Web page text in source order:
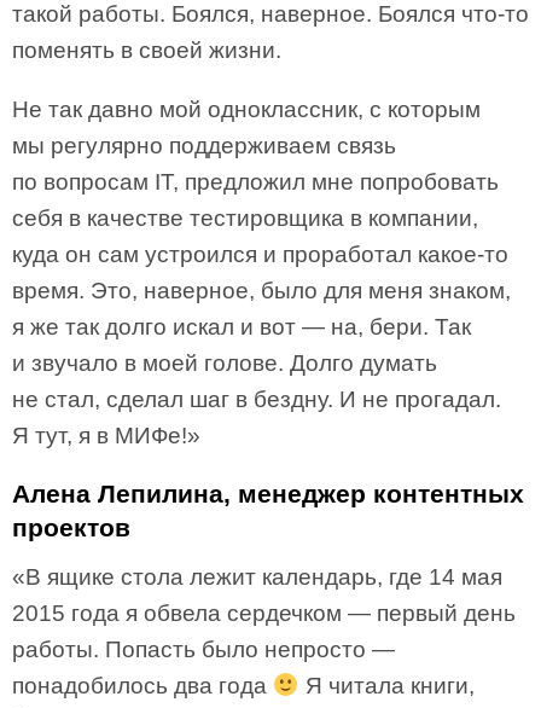
такой работы. Боялся, наверное. Боялся что-то
поменять в своей жизни.
Не так давно мой одноклассник, с которым
мы регулярно поддерживаем связь
по вопросам IT, предложил мне попробовать
себя в качестве тестировщика в компании,
куда он сам устроился и проработал какое-то
время. Это, наверное, было для меня знаком,
я же так долго искал и вот — на, бери. Так
и звучало в моей голове. Долго думать
не стал, сделал шаг в бездну. И не прогадал.
Я тут, я в МИФе!»
Алена Лепилина, менеджер контентных
проектов
«В ящике стола лежит календарь, где 14 мая
2015 года я обвела сердечком — первый день
работы. Попасть было непросто —
понадобилось два года
Я читала книги,